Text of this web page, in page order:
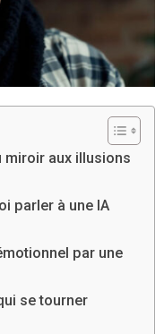
miroir aux illusions
parler à une IA
par une
se tourner